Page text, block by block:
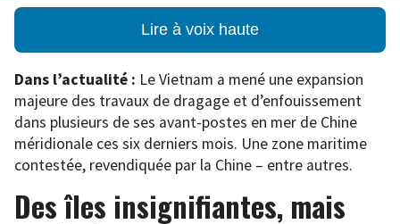
Lire à voix haute
Dans l’actualité : Le Vietnam a mené une expansion
majeure des travaux de dragage et d’enfouissement
dans plusieurs de ses avant-postes en mer de Chine
méridionale ces six derniers mois. Une zone maritime
contestée, revendiquée par la Chine – entre autres.
Des îles insignifiantes, mais